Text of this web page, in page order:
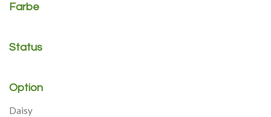
Farbe
Status
Option
Daisy